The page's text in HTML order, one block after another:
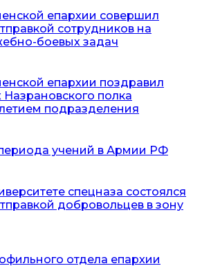
епархии совершил
сотрудников на
боевых задач
епархии поздравил
полка
подразделения
учений в Армии РФ
спецназа состоялся
добровольцев в зону
отдела епархии